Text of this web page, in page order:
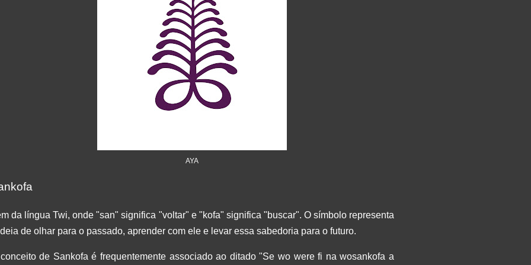
AYA
da língua Twi, onde "san" significa "voltar" e "kofa" significa "buscar". O símbolo representa
de olhar para o passado, aprender com ele e levar essa sabedoria para o futuro.
de Sankofa é frequentemente associado ao ditado "Se wo were fi na wosankofa a